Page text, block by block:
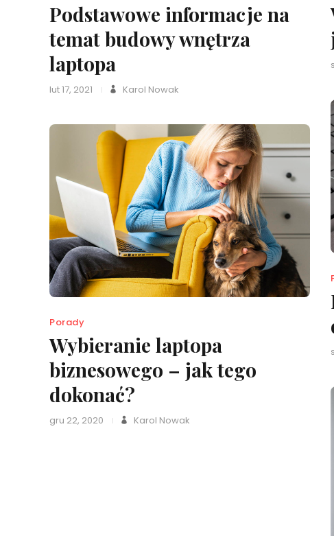
Podstawowe informacje na
temat budowy wnętrza
laptopa
lut 17, 2021 Karol Nowak
Porady
Wybieranie laptopa
biznesowego – jak tego
dokonać?
gru 22, 2020 Karol Nowak